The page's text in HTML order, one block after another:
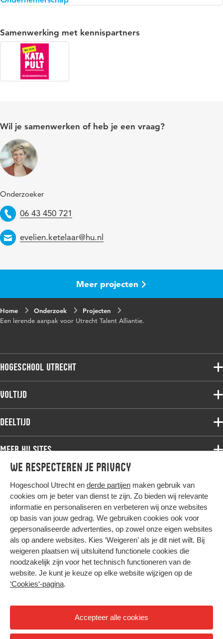
We respecteren je privacy
Hogeschool Utrecht en derde partijen maken gebruik van
cookies om je beter van dienst te zijn. Zo bieden wij relevante
informatie en personaliseren en verbeteren wij onze websites
op basis van jouw gedrag. We gebruiken cookies ook voor
gepersonaliseerde advertenties, op zowel onze eigen websites
als op andere websites. Kies ‘Weigeren’ als je dit niet wilt. Bij
weigeren plaatsen wij uitsluitend functionele cookies die
noodzakelijk zijn voor het technisch functioneren van de
website. Je kunt je keuze op elke website wijzigen op de
‘Cookies‘-pagina.
Accepteer alle cookies
Samenwerking met kennispartners
Wil je samenwerken of heb je een vraag?
Onderzoeker
Telefoon
06 43 450 721
Email
evelien.ketelaar@hu.nl
Meer projecten
Home Onderzoek
Projecten
Een lerende aanpak voor Utrecht Talent Alliantie.
Hogeschool Utrecht
Voltijdopleidingen
Deeltijdopleidingen
Onderzoek
Werken bij de HU
Contact
Voltijd
Associate degree
Bachelor
Master
Studiekeuze voltijd
Deeltijd
Associate degree
Bachelor
Master
Post-master
Studiekeuze deeltijd
Meer HU sites
HU International
HU Bibliotheek
HU Ontwikkelt
Duurzame HU
Intranet
Trajectum
Hier komt alles samen
Colofon
Privacy
Cookies
Nieuwsbrief
Hoog contrast